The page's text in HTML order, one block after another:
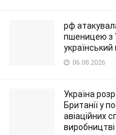
рф
пшеницею з
06.08.2026
Україна
Британії у
авіаційних
виробництві